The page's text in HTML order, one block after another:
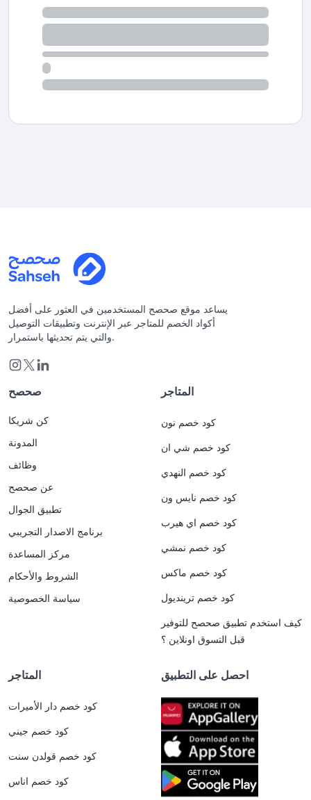
يساعد موقع صحصح المستخدمين في العثور على أفضل
أكواد الخصم للمتاجر عبر الإنترنت وتطبيقات التوصيل
والتي يتم تحديثها باستمرار.
صحصح
كن شريكا
المدونة
وظائف
عن صحصح
تطبيق الجوال
برنامج الاصدار التجريبي
مركز المساعدة
الشروط والأحكام
سياسة الخصوصية
المتاجر
كود خصم نون
كود خصم شي ان
كود خصم النهدي
كود خصم نايس ون
كود خصم اي هيرب
كود خصم نمشي
كود خصم ماكس
كود خصم ترينديول
كيف استخدم تطبيق صحصح للتوفير
قبل التسوق اونلاين ؟
المتاجر
كود خصم دار الأميرات
كود خصم جيني
كود خصم قولدن سنت
كود خصم اناس
احصل على التطبيق